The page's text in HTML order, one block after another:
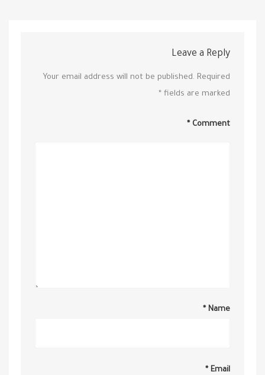
Leave a Reply
Your email address will not be published. Required
fields are marked
*
Comment
*
Name
*
Email
*